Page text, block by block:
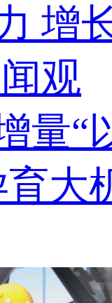
增
观
量“
育大